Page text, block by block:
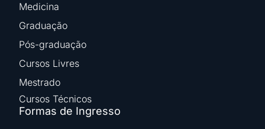
Medicina
Graduação
Pós-graduação
Cursos Livres
Mestrado
Cursos Técnicos
Formas de Ingresso